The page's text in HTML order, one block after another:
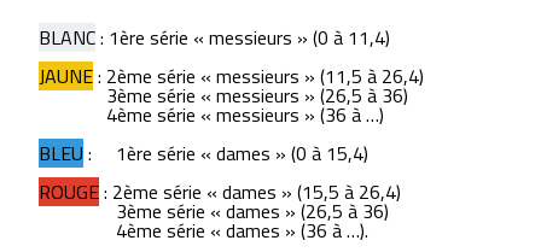
BLANC: 1ère série « messieurs » (0 à 11,4)
JAUNE: 2ème série « messieurs » (11,5 à 26,4)
3ème série « messieurs » (26,5 à 36)
4ème série « messieurs » (36 à …)
BLEU : 1ère série « dames » (0 à 15,4)
ROUGE: 2ème série « dames » (15,5 à 26,4)
3ème série « dames » (26,5 à 36)
4ème série « dames » (36 à …).